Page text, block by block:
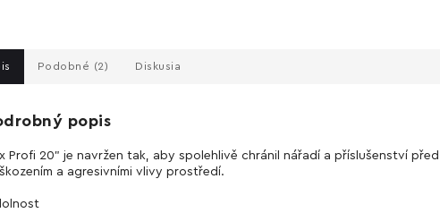
Podobné (2) Diskusia
popis
Profi 20" je navržen tak, aby spolehlivě chránil nářadí a příslušenství před
a agresivními vlivy prostředí.